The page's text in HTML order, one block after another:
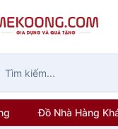
Đồ Nhà Hàng